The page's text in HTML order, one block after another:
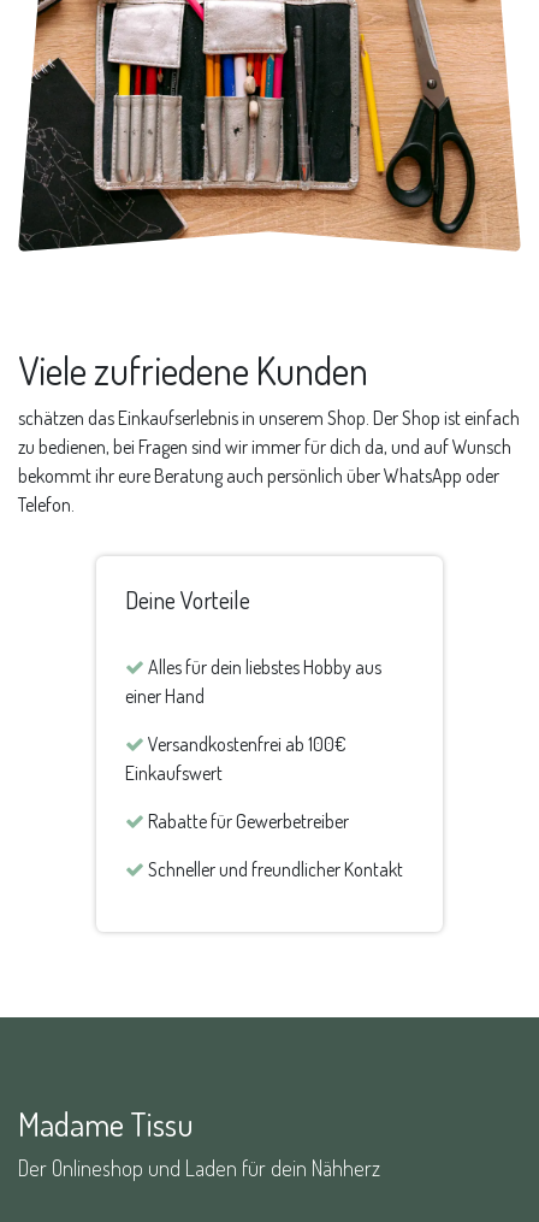
Viele zufriedene Kunden
schätzen das Einkaufserlebnis in unserem Shop. Der Shop ist einfach
zu bedienen, bei Fragen sind wir immer für dich da, und auf Wunsch
bekommt ihr eure Beratung auch persönlich über WhatsApp oder
Telefon.
Deine Vorteile
Alles für dein liebstes Hobby aus
einer Hand
Versandkostenfrei ab 100€
Einkaufswert
Rabatte für Gewerbetreiber
Schneller und freundlicher Kontakt
Madame Tissu
Der Onlineshop und Laden für dein Nähherz